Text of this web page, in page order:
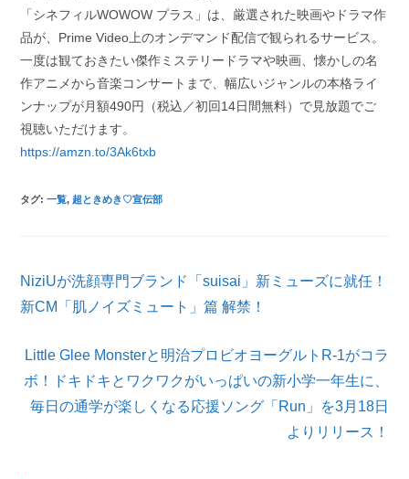
「シネフィルWOWOW プラス」は、厳選された映画やドラマ作
品が、Prime Video上のオンデマンド配信で観られるサービス。
一度は観ておきたい傑作ミステリードラマや映画、懐かしの名
作アニメから音楽コンサートまで、幅広いジャンルの本格ライ
ンナップが月額490円（税込／初回14日間無料）で見放題でご
視聴いただけます。
https://amzn.to/3Ak6txb
タグ:一覧, 超ときめき♡宣伝部
の
他
事
を
む
NiziUが洗顔専門ブランド「suisai」新ミューズに就任！
新CM「肌ノイズミュート」篇 解禁！
Little Glee Monsterと明治プロビオヨーグルトR-1がコラ
ボ！ドキドキとワクワクがいっぱいの新小学一年生に、
毎日の通学が楽しくなる応援ソング「Run」を3月18日
よりリリース！